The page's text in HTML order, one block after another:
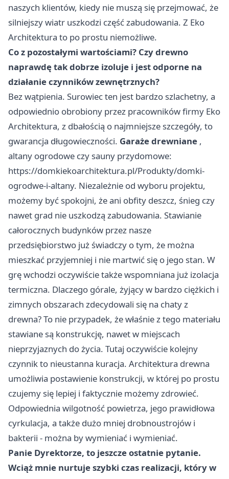
naszych klientów, kiedy nie muszą się przejmować, że
silniejszy wiatr uszkodzi część zabudowania. Z Eko
Architektura to po prostu niemożliwe.
Co z pozostałymi wartościami? Czy drewno
naprawdę tak dobrze izoluje i jest odporne na
działanie czynników zewnętrznych?
Bez wątpienia. Surowiec ten jest bardzo szlachetny, a
odpowiednio obrobiony przez pracowników firmy Eko
Architektura, z dbałością o najmniejsze szczegóły, to
gwarancja długowieczności. Garaże drewniane ,
altany ogrodowe czy sauny przydomowe:
https://domkiekoarchitektura.pl/Produkty/domki-
ogrodwe-i-altany. Niezależnie od wyboru projektu,
możemy być spokojni, że ani obfity deszcz, śnieg czy
nawet grad nie uszkodzą zabudowania. Stawianie
całorocznych budynków przez nasze
przedsiębiorstwo już świadczy o tym, że można
mieszkać przyjemniej i nie martwić się o jego stan. W
grę wchodzi oczywiście także wspomniana już izolacja
termiczna. Dlaczego górale, żyjący w bardzo ciężkich i
zimnych obszarach zdecydowali się na chaty z
drewna? To nie przypadek, że właśnie z tego materiału
stawiane są konstrukcję, nawet w miejscach
nieprzyjaznych do życia. Tutaj oczywiście kolejny
czynnik to nieustanna kuracja. Architektura drewna
umożliwia postawienie konstrukcji, w której po prostu
czujemy się lepiej i faktycznie możemy zdrowieć.
Odpowiednia wilgotność powietrza, jego prawidłowa
cyrkulacja, a także dużo mniej drobnoustrojów i
bakterii - można by wymieniać i wymieniać.
Panie Dyrektorze, to jeszcze ostatnie pytanie.
Wciąż mnie nurtuje szybki czas realizacji, który w